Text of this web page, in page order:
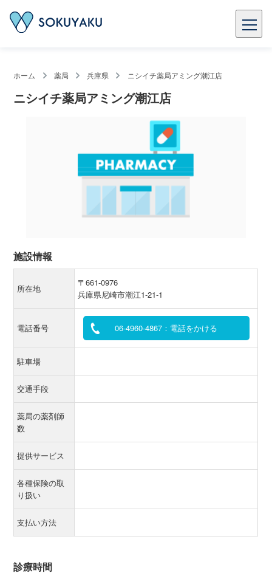
ホーム 薬局 兵庫県 ニシイチ薬局アミング潮江店
ニシイチ薬局アミング潮江店
施設情報
所在地
〒661-0976
兵庫県尼崎市潮江1-21-1
電話番号 06-4960-4867：電話をかける
駐車場
交通手段
薬局の薬剤師
数
提供サービス
各種保険の取
り扱い
支払い方法
診療時間